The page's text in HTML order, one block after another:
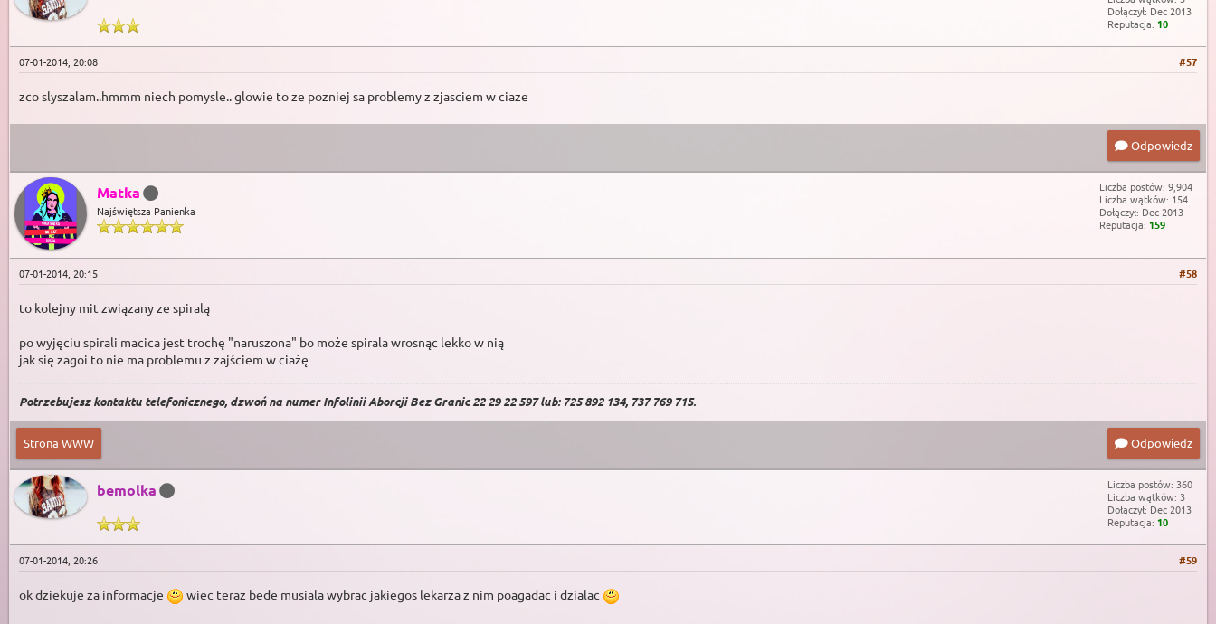
Dołączył: Dec 2013
Reputacja: 10
#57
07-01-2014, 20:08
zco slyszalam..hmmm niech pomysle.. glowie to ze pozniej sa problemy z zjasciem w ciaze
Odpowiedz
Matka
Najświętsza Panienka
Liczba postów: 9,904
Liczba wątków: 154
Dołączył: Dec 2013
Reputacja: 159
#58
07-01-2014, 20:15
to kolejny mit związany ze spiralą
po wyjęciu spirali macica jest trochę "naruszona" bo może spirala wrosnąc lekko w nią
jak się zagoi to nie ma problemu z zajściem w ciażę
Potrzebujesz kontaktu telefonicznego, dzwoń na numer Infolinii Aborcji Bez Granic 22 29 22 597 lub: 725 892 134, 737 769 715.
Strona WWW Odpowiedz
bemolka
Liczba postów: 360
Liczba wątków: 3
Dołączył: Dec 2013
Reputacja: 10
#59
07-01-2014, 20:26
ok dziekuje za informacje wiec teraz bede musiala wybrac jakiegos lekarza z nim poagadac i dzialac